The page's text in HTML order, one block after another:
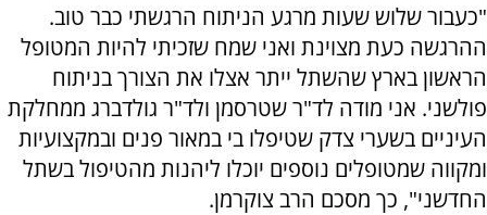
"כעבור שלוש שעות מרגע הניתוח הרגשתי כבר טוב.
ההרגשה כעת מצוינת ואני שמח שזכיתי להיות המטופל
הראשון בארץ שהשתל ייתר אצלו את הצורך בניתוח
פולשני. אני מודה לד"ר שטרסמן ולד"ר גולדברג ממחלקת
העיניים בשערי צדק שטיפלו בי במאור פנים ובמקצועיות
ומקווה שמטופלים נוספים יוכלו ליהנות מהטיפול בשתל
החדשני", כך מסכם הרב צוקרמן.